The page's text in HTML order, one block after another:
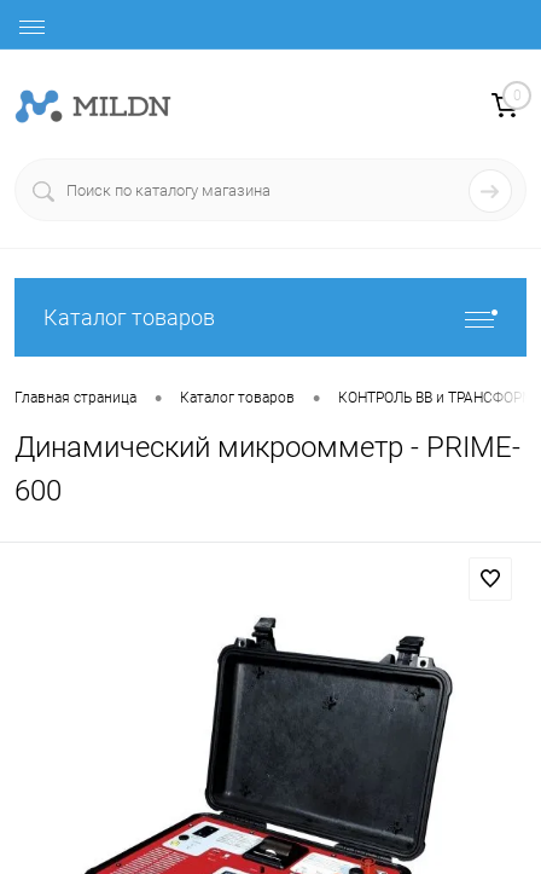
0
Каталог товаров
Главная страница • Каталог товаров • КОНТРОЛЬ ВВ и
Динамический микроомметр - PRIME-
600